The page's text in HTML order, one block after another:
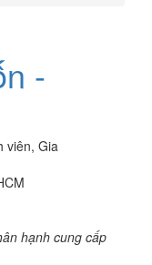
-
viên, Gia
hạnh cung cấp